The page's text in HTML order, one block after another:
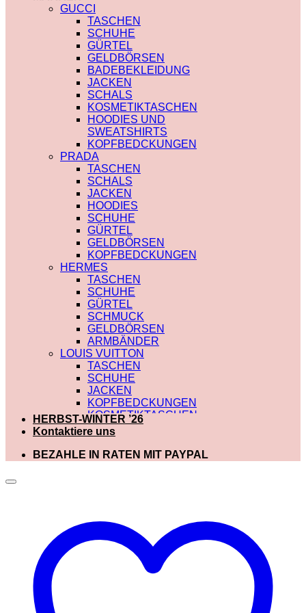
SAINT LAURENT
VERSACE
SCHALS
CHLOE
FENDI
GUCCI
LOUIS VUITTON
PRADA
SAINT LAURENT
SCHULTERRIEMEN
DIOR
LOUIS VUITTON
STRUMPFHOSEN
GUCCI
KOSMETIKTASCHEN
GUCCI
LOUIS VUITTON
SAINT LAURENT
TRENCHCOAT
BURBERRY
PRADA
SOCKEN
GUCCI
SHORTS
BURBERRY
POLO
BURBERRY
CHLOE
GUCCI
MONCLER
HOODIES UND
SWEATSHIRTS
AMI PARIS
BURBERRY
FENDI
GUCCI
LOUIS VUITTON
MIU MIU
PRADA
SAINT LAURENT
GUCCI
TASCHEN
SCHUHE
GÜRTEL
GELDBÖRSEN
BADEBEKLEIDUNG
JACKEN
SCHALS
KOSMETIKTASCHEN
HOODIES UND
SWEATSHIRTS
KOPFBEDCKUNGEN
PRADA
TASCHEN
SCHALS
JACKEN
HOODIES
SCHUHE
GÜRTEL
GELDBÖRSEN
KOPFBEDCKUNGEN
HERMES
TASCHEN
SCHUHE
GÜRTEL
SCHMUCK
GELDBÖRSEN
ARMBÄNDER
LOUIS VUITTON
TASCHEN
SCHUHE
JACKEN
KOPFBEDCKUNGEN
KOSMETIKTASCHEN
SCHALS
SCHULTERRIEMEN
GÜRTEL
GELDBÖRSEN
SCHALS
KOSMETIKTASCHEN
KOPFBEDCKUNGEN
HOODIES UND
HERBST-WINTER ’26
Kontaktiere uns
BEZAHLE IN RATEN MIT PAYPAL